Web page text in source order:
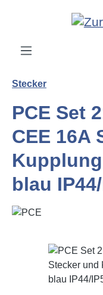
Zum Hauptinhalt
Stecker
PCE Set
CEE 16A
blau
Bildergalerie